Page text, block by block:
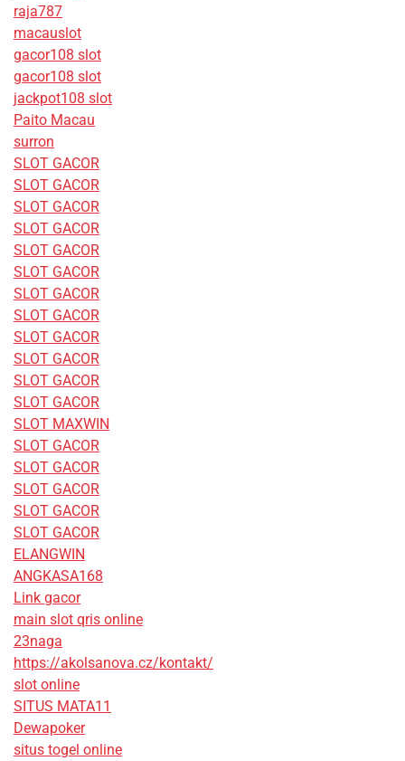
raja787
macauslot
gacor108 slot
gacor108 slot
jackpot108 slot
Paito Macau
surron
SLOT GACOR
SLOT GACOR
SLOT GACOR
SLOT GACOR
SLOT GACOR
SLOT GACOR
SLOT GACOR
SLOT GACOR
SLOT GACOR
SLOT GACOR
SLOT GACOR
SLOT GACOR
SLOT MAXWIN
SLOT GACOR
SLOT GACOR
SLOT GACOR
SLOT GACOR
SLOT GACOR
ELANGWIN
ANGKASA168
Link gacor
main slot qris online
23naga
https://akolsanova.cz/kontakt/
slot online
SITUS MATA11
Dewapoker
situs togel online